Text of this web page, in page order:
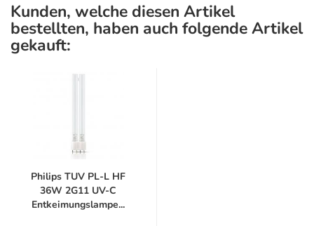
Kunden, welche diesen Artikel
bestellten, haben auch folgende Artikel
gekauft:
Philips TUV PL-L HF
36W 2G11 UV-C
Entkeimungslampe...